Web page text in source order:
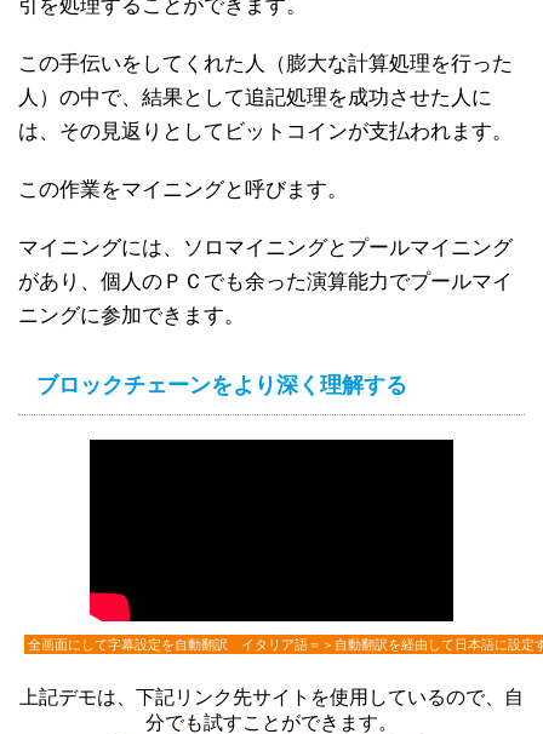
引を処理することができます。
この手伝いをしてくれた人（膨大な計算処理を行った
人）の中で、結果として追記処理を成功させた人に
は、その見返りとしてビットコインが支払われます。
この作業をマイニングと呼びます。
マイニングには、ソロマイニングとプールマイニング
があり、個人のＰＣでも余った演算能力でプールマイ
ニングに参加できます。
ブロックチェーンをより深く理解する
全画面にして字幕設定を自動翻訳 イタリア語＝＞自動翻訳を経由して日本語に設定
上記デモは、下記リンク先サイトを使用しているので、自
分でも試すことができます。